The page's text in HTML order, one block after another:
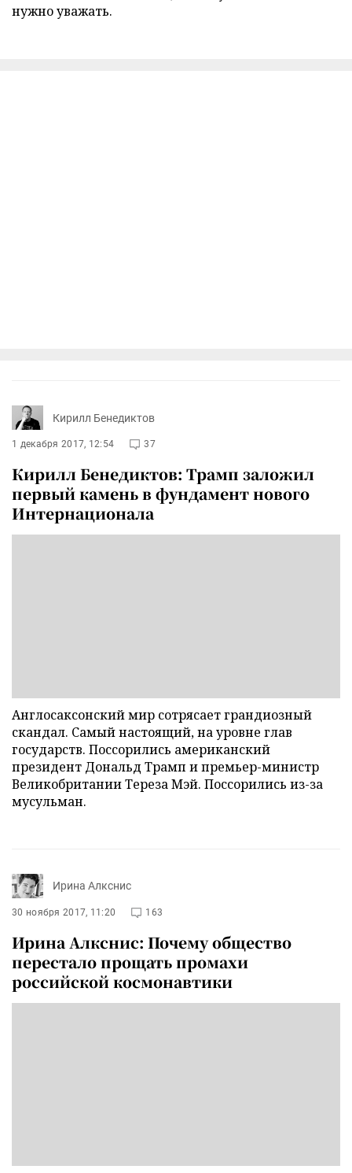
нужно уважать.
Кирилл Бенедиктов
1 декабря 2017, 12:54 37
Кирилл Бенедиктов: Трамп заложил
первый камень в фундамент нового
Интернационала
Англосаксонский мир сотрясает грандиозный
скандал. Самый настоящий, на уровне глав
государств. Поссорились американский
президент Дональд Трамп и премьер-министр
Великобритании Тереза Мэй. Поссорились из-за
мусульман.
Ирина Алкснис
30 ноября 2017, 11:20 163
Ирина Алкснис: Почему общество
перестало прощать промахи
российской космонавтики